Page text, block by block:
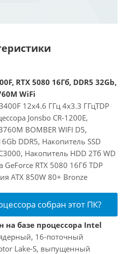
RTX 5080 16Гб, DDR5 32Gb,
WiFi
12x4.6 ГГц 4x3.3 ГГцTDP
Jonsbo CR-1200E,
BOMBER WIFI D5,
DDR5, Накопитель SSD
Накопитель HDD 2Тб WD
RTX 5080 16Гб TDP
ATX 850W 80+ Bronze
собран этот ПК?
на базе процессора Intel
16-поточный
Lake-S, выпущенный